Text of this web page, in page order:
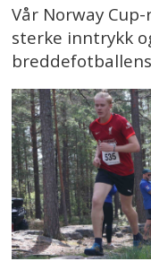
Vår Norway
sterke inntrykk